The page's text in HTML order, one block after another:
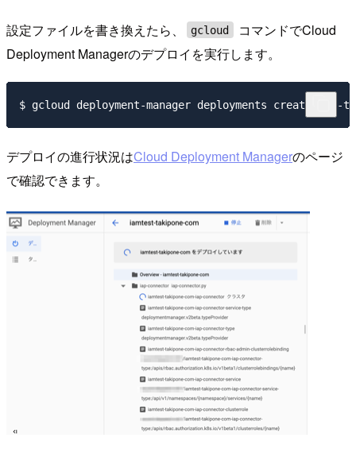
設定ファイルを書き換えたら、 gcloud
コマンドでCloud
Deployment Managerのデプロイを実行します。
デプロイの進行状況はCloud Deployment Managerのページ
で確認できます。